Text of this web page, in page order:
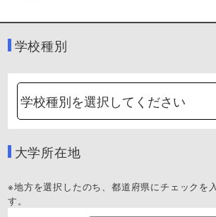
学校種別
大学所在地
※地方を選択したのち、都道府県にチェックを
す。